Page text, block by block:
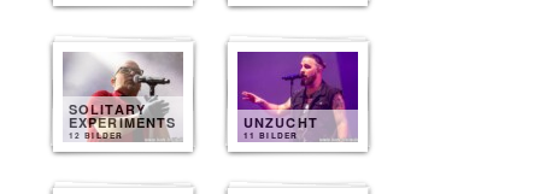
SOLITARY
EXPERIMENTS
12 BILDER
UNZUCHT
11 BILDER